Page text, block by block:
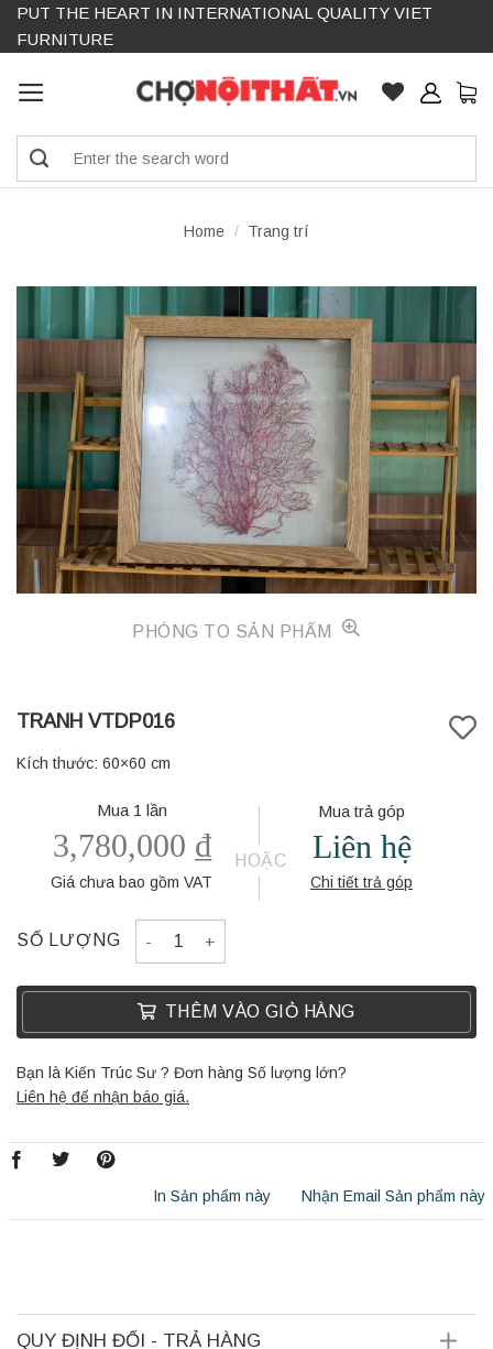
Skip
PUT THE HEART IN INTERNATIONAL QUALITY VIET
FURNITURE
Home / Trang trí
PHÓNG TO SẢN PHẨM
TRANH VTDP016
Kích thước: 60×60 cm
Mua 1 lần
3,780,000 ₫
Giá chưa bao gồm VAT
HOẶC
Mua trả góp
Liên hệ
Chi tiết trả góp
SỐ LƯỢNG TRANH VTDP016 quantity
THÊM VÀO GIỎ HÀNG
Bạn là Kiến Trúc Sư ? Đơn hàng Số lượng lớn?
Liên hệ để nhận báo giá.
In Sản phẩm này Nhận Email Sản phẩm này
QUY ĐỊNH ĐỔI - TRẢ HÀNG